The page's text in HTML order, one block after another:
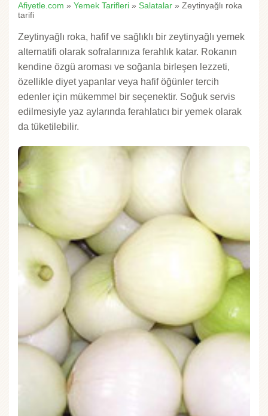
Afiyetle.com » Yemek Tarifleri » Salatalar » Zeytinyağlı roka
tarifi
Zeytinyağlı roka, hafif ve sağlıklı bir zeytinyağlı yemek
alternatifi olarak sofralarınıza ferahlık katar. Rokanın
kendine özgü aroması ve soğanla birleşen lezzeti,
özellikle diyet yapanlar veya hafif öğünler tercih
edenler için mükemmel bir seçenektir. Soğuk servis
edilmesiyle yaz aylarında ferahlatıcı bir yemek olarak
da tüketilebilir.